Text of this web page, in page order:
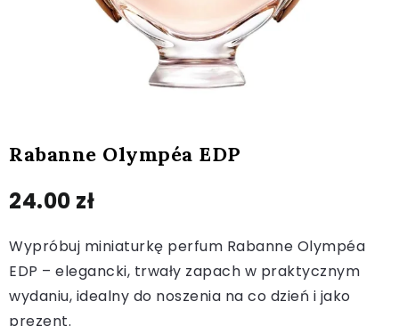
Rabanne Olympéa EDP
24.00 zł
Wypróbuj miniaturkę perfum Rabanne Olympéa
EDP – elegancki, trwały zapach w praktycznym
wydaniu, idealny do noszenia na co dzień i jako
prezent.